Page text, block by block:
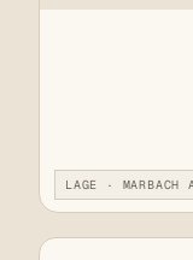
LAGE · MARBACH